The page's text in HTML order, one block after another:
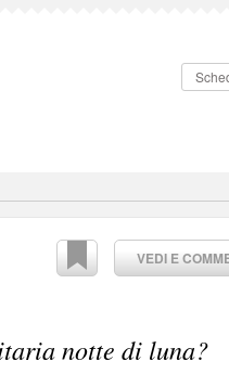
VEDI E
notte di luna?